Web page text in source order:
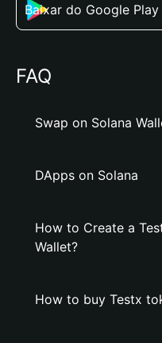
Baixar do Google Play
FAQ
Swap on Solana
DApps on Solana
How to Create a
Wallet?
How to buy Testx